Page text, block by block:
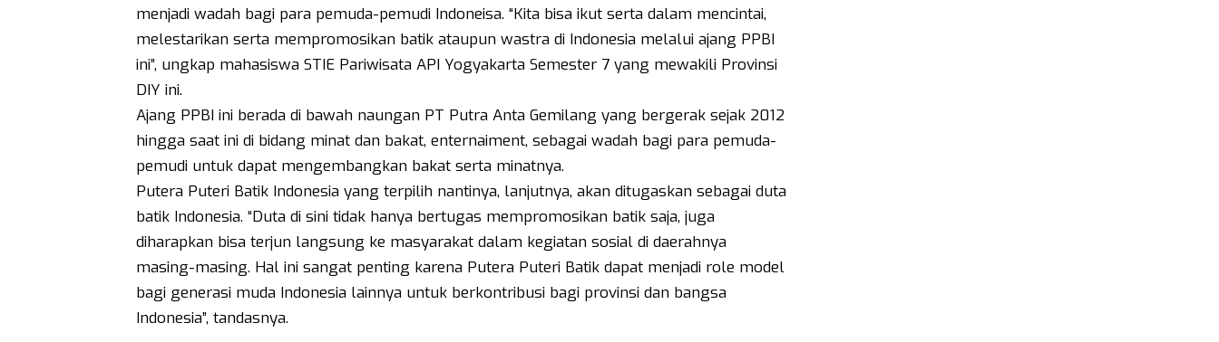
menjadi wadah bagi para pemuda-pemudi Indoneisa. “Kita bisa ikut serta dalam mencintai,
melestarikan serta mempromosikan batik ataupun wastra di Indonesia melalui ajang PPBI
ini”, ungkap mahasiswa STIE Pariwisata API Yogyakarta Semester 7 yang mewakili Provinsi
DIY ini.
Ajang PPBI ini berada di bawah naungan PT Putra Anta Gemilang yang bergerak sejak 2012
hingga saat ini di bidang minat dan bakat, enternaiment, sebagai wadah bagi para pemuda-
pemudi untuk dapat mengembangkan bakat serta minatnya.
Putera Puteri Batik Indonesia yang terpilih nantinya, lanjutnya, akan ditugaskan sebagai duta
batik Indonesia. “Duta di sini tidak hanya bertugas mempromosikan batik saja, juga
diharapkan bisa terjun langsung ke masyarakat dalam kegiatan sosial di daerahnya
masing-masing. Hal ini sangat penting karena Putera Puteri Batik dapat menjadi role model
bagi generasi muda Indonesia lainnya untuk berkontribusi bagi provinsi dan bangsa
Indonesia”, tandasnya.